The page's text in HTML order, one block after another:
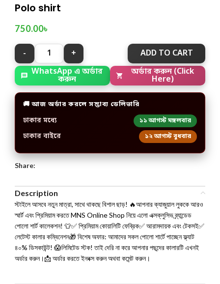
Polo shirt
750.00৳
ADD TO CART
WhatsApp এ অর্ডার
করুন
অর্ডার করুন (Click
Here)
🚚 আজ অর্ডার করলে সম্ভাব্য ডেলিভারি
ঢাকার মধ্যে ১১ আগস্ট মঙ্গলবার
ঢাকার বাইরে ১২ আগস্ট বুধবার
Share:
Description
স্টাইলে আসবে নতুন মাত্রা, সাথে থাকছে বিশাল ছাড়! 🔥আপনার ক্যাজুয়াল লুককে আরও
স্মার্ট এবং প্রিমিয়াম করতে MNS Online Shop নিয়ে এলো এক্সক্লুসিভ ব্র্যান্ডেড
পোলো শার্ট কালেকশন! 👕✅ প্রিমিয়াম কোয়ালিটি ফেব্রিক✅ আরামদায়ক এবং টেকসই✅
লেটেস্ট কালার কম্বিনেশন🎁 বিশেষ অফার: আমাদের সকল পোলো শার্টে পাচ্ছেন ফ্ল্যাট
৪০% ডিসকাউন্ট! 😱লিমিটেড স্টক! তাই দেরি না করে আপনার পছন্দের কালারটি এখনই
অর্ডার করুন।📩 অর্ডার করতে ইনবক্স করুন অথবা কমেন্ট করুন।